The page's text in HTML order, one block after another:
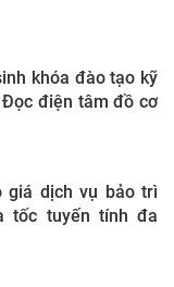
khóa đào tạo kỹ
điện tâm đồ cơ
giá dịch vụ bảo trì
tốc tuyến tính đa